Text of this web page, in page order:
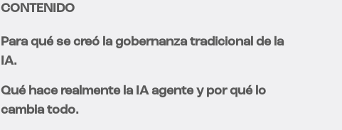
CONTENIDO
Para qué se creó la gobernanza tradicional de la
IA.
Qué hace realmente la IA agente y por qué lo
cambia todo.